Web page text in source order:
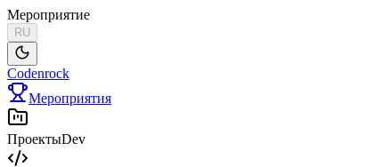
Мероприятие
RU
Codenrock
Мероприятия
ПроектыDev